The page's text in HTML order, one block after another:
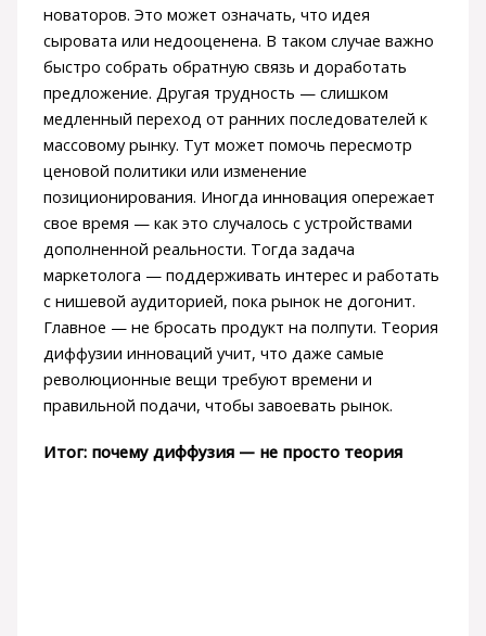
новаторов. Это может означать, что идея
сыровата или недооценена. В таком случае важно
быстро собрать обратную связь и доработать
предложение. Другая трудность — слишком
медленный переход от ранних последователей к
массовому рынку. Тут может помочь пересмотр
ценовой политики или изменение
позиционирования. Иногда инновация опережает
свое время — как это случалось с устройствами
дополненной реальности. Тогда задача
маркетолога — поддерживать интерес и работать
с нишевой аудиторией, пока рынок не догонит.
Главное — не бросать продукт на полпути. Теория
диффузии инноваций учит, что даже самые
революционные вещи требуют времени и
правильной подачи, чтобы завоевать рынок.
Итог: почему диффузия — не просто теория